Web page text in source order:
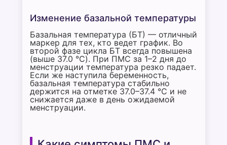
Изменение базальной температуры
Базальная температура (БТ) — отличный
маркер для тех, кто ведет график. Во
второй фазе цикла БТ всегда повышена
(выше 37.0 °C). При ПМС за 1–2 дня до
менструации температура резко падает.
Если же наступила беременность,
базальная температура стабильно
держится на отметке 37.0–37.4 °C и не
снижается даже в день ожидаемой
менструации.